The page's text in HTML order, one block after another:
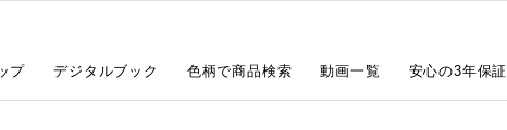
プ
デジタルブック 色柄で商品検索 動画一覧 安心の3年保証